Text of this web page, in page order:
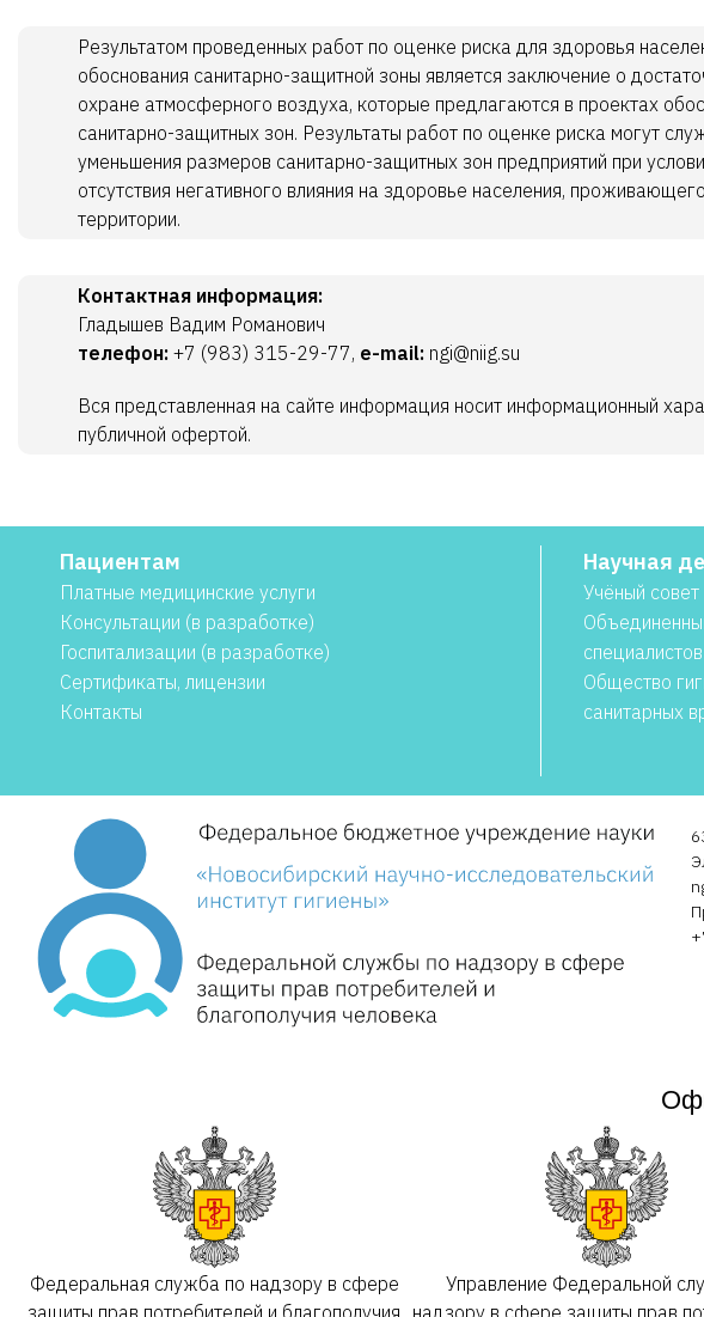
Результатом проведенных работ по оценке риска для здоровья
обоснования санитарно-защитной зоны является заключение о
охране атмосферного воздуха, которые предлагаются в проектах
санитарно-защитных зон. Результаты работ по оценке риска могут
уменьшения размеров санитарно-защитных зон предприятий при
отсутствия негативного влияния на здоровье населения,
территории.
Контактная информация:
Гладышев Вадим Романович
телефон: +7 (983) 315-29-77, e-mail: ngi@niig.su
Вся представленная на сайте информация носит информационный
публичной офертой.
Пациентам
Платные медицинские услуги
Консультации (в разработке)
Госпитализации (в разработке)
Сертификаты, лицензии
Контакты
Научная
Учёный совет
специалистов
Общество
санитарных
Федеральная служба по надзору в сфере
защиты прав потребителей и благополучия
Управление Федеральной
надзору в сфере защиты прав